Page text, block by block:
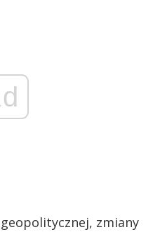
zmiany